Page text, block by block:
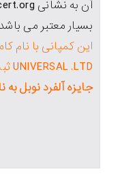
بسیار معتبر می
UNIVERSAL .LTD ثبت شده میباشد و
جایزه آلفرد نوبل به